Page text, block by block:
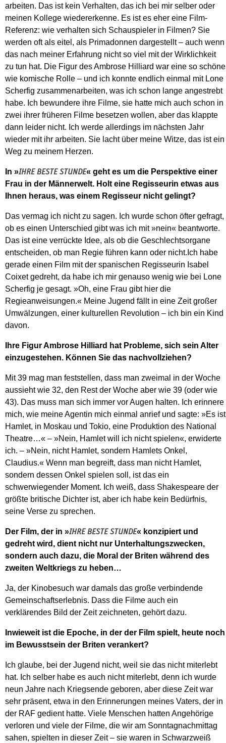
arbeiten. Das ist kein Verhalten, das ich bei mir selber oder
meinen Kollege wiedererkenne. Es ist es eher eine Film-
Referenz: wie verhalten sich Schauspieler in Filmen? Sie
werden oft als eitel, als Primadonnen dargestellt – auch wenn
das nach meiner Erfahrung nicht so viel mit der Wirklichkeit
zu tun hat. Die Figur des Ambrose Hilliard war eine so schöne
wie komische Rolle – und ich konnte endlich einmal mit Lone
Scherfig zusammenarbeiten, was ich schon lange angestrebt
habe. Ich bewundere ihre Filme, sie hatte mich auch schon in
zwei ihrer früheren Filme besetzen wollen, aber das klappte
dann leider nicht. Ich werde allerdings im nächsten Jahr
wieder mit ihr arbeiten. Sie lacht über meine Witze, das ist ein
Weg zu meinem Herzen.
In »IHRE BESTE STUNDE« geht es um die Perspektive einer
Frau in der Männerwelt. Holt eine Regisseurin etwas aus
Ihnen heraus, was einem Regisseur nicht gelingt?
Das vermag ich nicht zu sagen. Ich wurde schon öfter gefragt,
ob es einen Unterschied gibt was ich mit »nein« beantworte.
Das ist eine verrückte Idee, als ob die Geschlechtsorgane
entscheiden, ob man Regie führen kann oder nicht.Ich habe
gerade einen Film mit der spanischen Regisseurin Isabel
Coixet gedreht, da habe ich mir genauso wenig wie bei Lone
Scherfig je gesagt. »Oh, eine Frau gibt hier die
Regieanweisungen.« Meine Jugend fällt in eine Zeit großer
Umwälzungen, einer kulturellen Revolution – ich bin ein Kind
davon.
Ihre Figur Ambrose Hilliard hat Probleme, sich sein Alter
einzugestehen. Können Sie das nachvollziehen?
Mit 39 mag man feststellen, dass man zweimal in der Woche
aussieht wie 32, den Rest der Woche aber wie 39 (oder wie
43). Das muss man sich immer vor Augen halten. Ich erinnere
mich, wie meine Agentin mich einmal anrief und sagte: »Es ist
Hamlet, in Moskau und Tokio, eine Produktion des National
Theatre…« – »Nein, Hamlet will ich nicht spielen«, erwiderte
ich. – »Nein, nicht Hamlet, sondern Hamlets Onkel,
Claudius.« Wenn man begreift, dass man nicht Hamlet,
sondern dessen Onkel spielen soll, ist das ein
schwerwiegender Moment. Ich weiß, dass Shakespeare der
größte britische Dichter ist, aber ich habe kein Bedürfnis,
seine Verse zu sprechen.
Der Film, der in »IHRE BESTE STUNDE« konzipiert und
gedreht wird, dient nicht nur Unterhaltungszwecken,
sondern auch dazu, die Moral der Briten während des
zweiten Weltkriegs zu heben…
Ja, der Kinobesuch war damals das große verbindende
Gemeinschaftserlebnis. Dass die Filme auch ein
verklärendes Bild der Zeit zeichneten, gehört dazu.
Inwieweit ist die Epoche, in der der Film spielt, heute noch
im Bewusstsein der Briten verankert?
Ich glaube, bei der Jugend nicht, weil sie das nicht miterlebt
hat. Ich selber habe es auch nicht miterlebt, denn ich wurde
neun Jahre nach Kriegsende geboren, aber diese Zeit war
sehr präsent, etwa in den Erinnerungen meines Vaters, der in
der RAF gedient hatte. Viele Menschen hatten Angehörige
verloren und viele der Filme, die wir am Sonntagnachmittag
sahen, spielten in dieser Zeit – sie waren in Schwarzweiß